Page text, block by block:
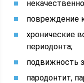
повреждение
хронические
периодонта;
подвижность
пародонтит,